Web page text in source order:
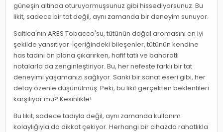
güneşin altında oturuyormuşsunuz gibi hissediyorsunuz. Bu
likit, sadece bir tat değil, aynı zamanda bir deneyim sunuyor.
Saltica'nın ARES Tobacco'su, tütünün doğal aromasını en iyi
şekilde yansıtıyor. İçeriğindeki bileşenler, tütünün kendine
has tadını ön plana çıkarırken, hafif tatlı ve baharatlı
notalarla da zenginleştiriyor. Bu, her nefeste farklı bir tat
deneyimi yaşamanızı sağlıyor. Sanki bir sanat eseri gibi, her
detay özenle düşünülmüş. Peki, bu likit gerçekten beklentileri
karşılıyor mu? Kesinlikle!
Bu likit, sadece tadıyla değil, aynı zamanda kullanım
kolaylığıyla da dikkat çekiyor. Herhangi bir cihazda rahatlıkla